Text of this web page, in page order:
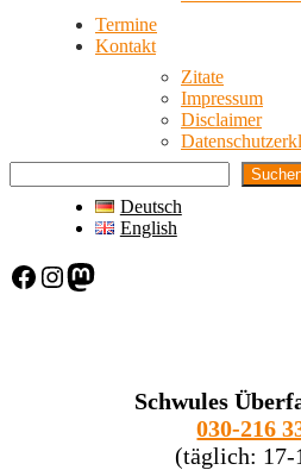
Termine
Kontakt
Zitate
Impressum
Disclaimer
Deutsch
English
Facebook Instagram Mastodon
Schwules
030-216
(täglich: 17-